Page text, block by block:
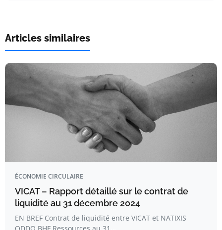
Articles similaires
ÉCONOMIE CIRCULAIRE
VICAT – Rapport détaillé sur le contrat de
liquidité au 31 décembre 2024
EN BREF Contrat de liquidité entre VICAT et NATIXIS